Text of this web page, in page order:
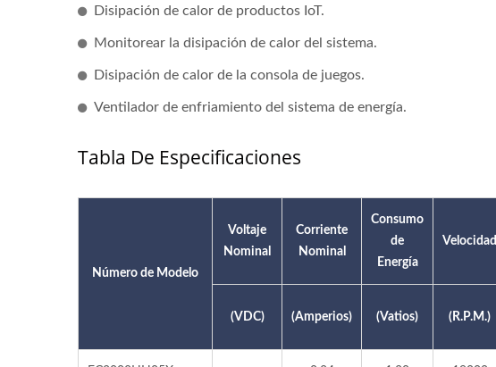
Disipación de calor de productos IoT.
Monitorear la disipación de calor del sistema.
Disipación de calor de la consola de juegos.
Ventilador de enfriamiento del sistema de energía.
Tabla De Especificaciones
Número de Modelo
Voltaje
Nominal
Corriente
Nominal
Consumo
de
Energía
Velocidad
(VDC) (Amperios) (Vatios) (R.P.M.)